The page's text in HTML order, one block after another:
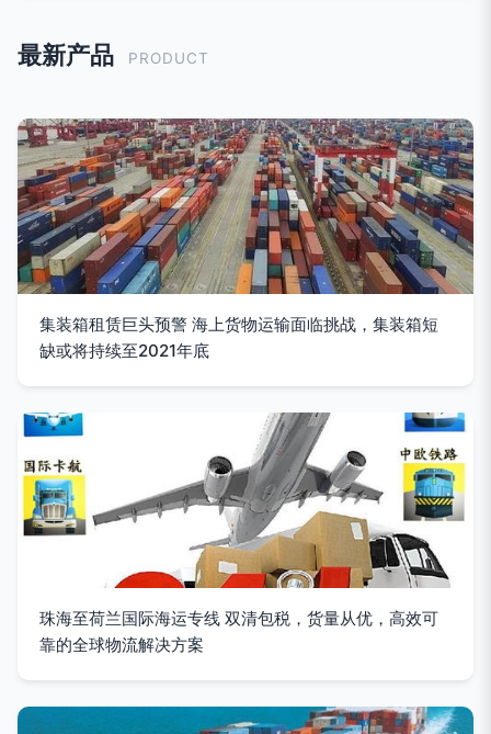
最新产品 PRODUCT
集装箱租赁巨头预警 海上货物运输面临挑战，集装箱短
缺或将持续至2021年底
珠海至荷兰国际海运专线 双清包税，货量从优，高效可
靠的全球物流解决方案